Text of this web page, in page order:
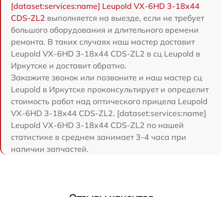
[dataset:services:name] Leupold VX-6HD 3-18x44
CDS-ZL2 выполняется на выезде, если не требует
большого оборудования и длительного времени
ремонта. В таких случаях наш мастер доставит
Leupold VX-6HD 3-18x44 CDS-ZL2 в сц Leupold в
Иркутске и доставит обратно.
Закажите звонок или позвоните и наш мастер сц
Leupold в Иркутске проконсультирует и определит
стоимость работ над оптического прицела Leupold
VX-6HD 3-18x44 CDS-ZL2. [dataset:services:name]
Leupold VX-6HD 3-18x44 CDS-ZL2 по нашей
статистике в среднем занимает 3-4 часа при
наличии запчастей.